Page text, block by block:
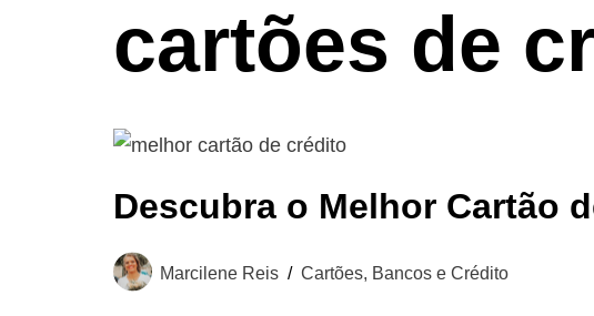
cartões de
Descubra o Melhor Cartão
Marcilene Reis Cartões, Bancos e Crédito